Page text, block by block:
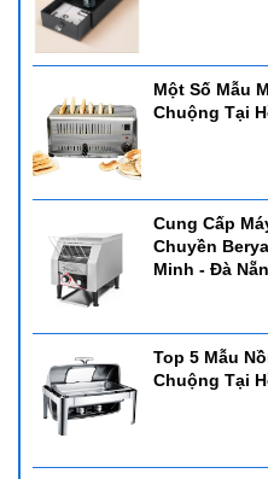
Một Số Mẫu
Chuộng Tại
Cung Cấp
Chuyền
Minh - Đà
Top 5 Mẫu
Chuộng Tại